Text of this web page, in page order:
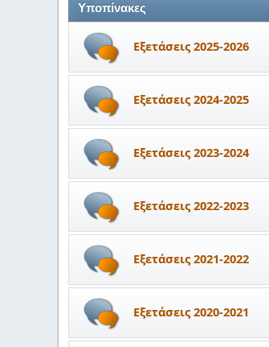
Υποπίνακες
Εξετάσεις 2025-2026
Εξετάσεις 2024-2025
Εξετάσεις 2023-2024
Εξετάσεις 2022-2023
Εξετάσεις 2021-2022
Εξετάσεις 2020-2021